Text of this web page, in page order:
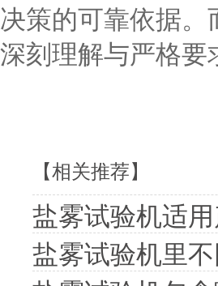
决策的可靠依据
深刻理解与严格要
【相关推荐】
盐雾试验机适
盐雾试验机里